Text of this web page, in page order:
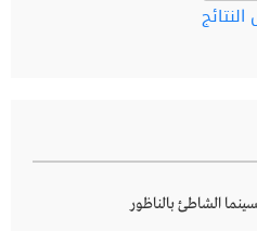
الشاطئ بالناظور